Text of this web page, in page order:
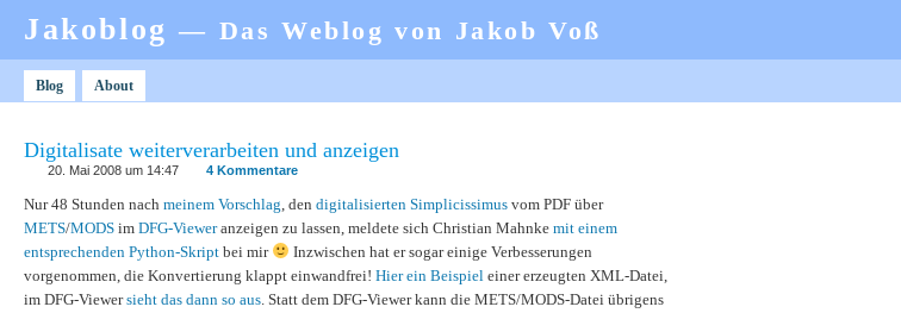
Jakoblog— Das Weblog von Jakob Voß
Blog About
Digitalisate weiterverarbeiten und anzeigen
20. Mai 2008 um 14:47 4 Kommentare
Nur 48 Stunden nach meinem Vorschlag, den digitalisierten Simplicissimus vom PDF über
METS/MODS im DFG-Vieweranzeigen zu lassen, meldete sich Christian Mahnke mit einem
entsprechenden Python-Skript bei mir
Inzwischen hat er sogar einige Verbesserungen
vorgenommen, die Konvertierung klappt einwandfrei! Hier ein Beispiel einer erzeugten XML-Datei,
im DFG-Viewersieht das dann so aus. Statt dem DFG-Viewer kann die METS/MODS-Datei übrigens